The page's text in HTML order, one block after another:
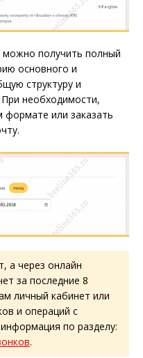
можно получить полный
основного и
структуру и
необходимости,
или заказать
а через онлайн
за последние 8
личный кабинет или
и операций с
по разделу:
.